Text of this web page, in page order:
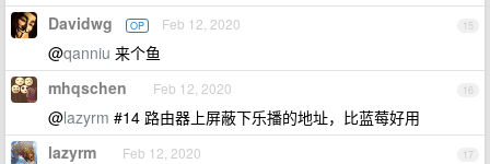
15
Davidwg OP Feb 12, 2020
@qanniu 来个鱼
16
mhqschen Feb 12, 2020
@lazyrm #14 路由器上屏蔽下乐播的地址，比蓝莓好用
17
lazyrm Feb 12, 2020